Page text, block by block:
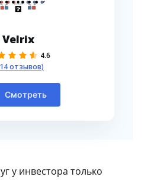
Velrix
4.6
отзывов)
Смотреть
у инвестора только